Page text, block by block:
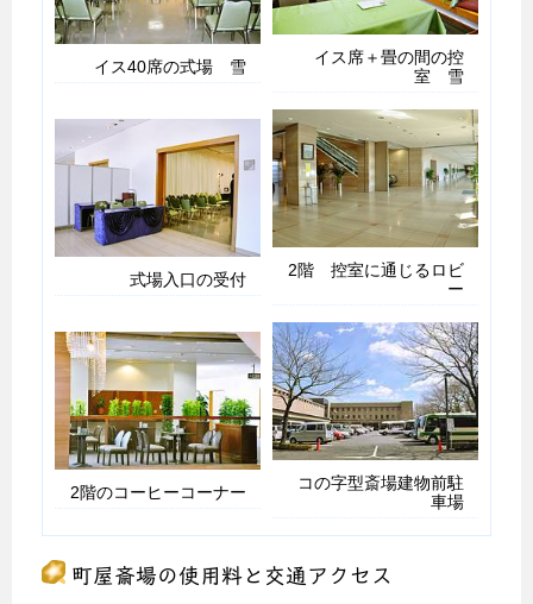
イス40席の式場 雪
イス席＋畳の間の控
室 雪
式場入口の受付
2階 控室に通じるロビ
ー
2階のコーヒーコーナー
コの字型斎場建物前駐
車場
町屋斎場の使用料と交通アクセス